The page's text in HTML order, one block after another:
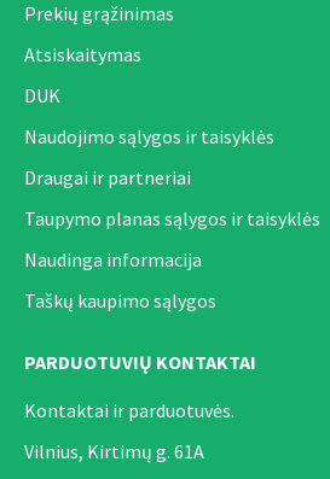
Prekių grąžinimas
Atsiskaitymas
DUK
Naudojimo sąlygos ir taisyklės
Draugai ir partneriai
Taupymo planas sąlygos ir taisyklės
Naudinga informacija
Taškų kaupimo sąlygos
PARDUOTUVIŲ KONTAKTAI
Kontaktai ir parduotuvės.
Vilnius, Kirtimų g. 61A